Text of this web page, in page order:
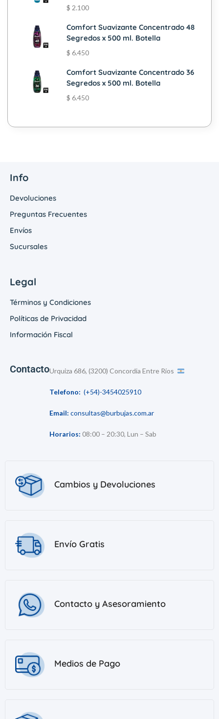
$ 2.100
Comfort Suavizante Concentrado 48
Segredos x 500 ml. Botella
$ 6.450
Comfort Suavizante Concentrado 36
Segredos x 500 ml. Botella
$ 6.450
Info
Devoluciones
Preguntas Frecuentes
Envíos
Sucursales
Legal
Términos y Condiciones
Políticas de Privacidad
Información Fiscal
ContactoUrquiza 686, (3200) Concordia Entre Ríos
Telefono: (+54)-3454025910
Email: consultas@burbujas.com.ar
Horarios: 08:00 – 20:30, Lun – Sab
Cambios y Devoluciones
Envío Gratis
Contacto y Asesoramiento
Medios de Pago